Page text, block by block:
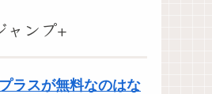
ャンプ+
ラスが無料なのはな